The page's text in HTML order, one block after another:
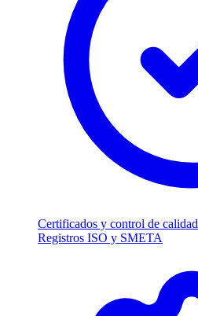
Certificados y control de calidad
Registros ISO y SMETA